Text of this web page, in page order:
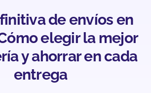
de envíos en
elegir la mejor
y ahorrar en cada
entrega